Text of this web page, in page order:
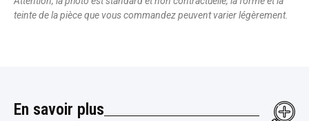
teinte de la pièce que vous commandez peuvent varier légèrement.
En savoir plus